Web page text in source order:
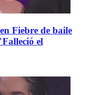
Fiebre de baile
el